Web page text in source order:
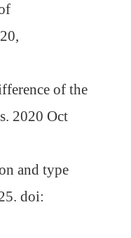
of the
2020 Oct
and type
doi: